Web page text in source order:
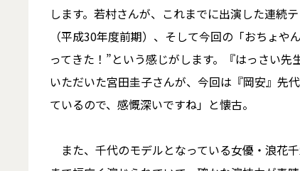
します。若村さんが、これまでに出演した連続
（平成30年度前期）、そして今回の「おちょ
ってきた！”という感じがします。『はっさい
いただいた宮田圭子さんが、今回は『岡安』先
ているので、感慨深いですね」と懐古。
また、千代のモデルとなっている女優・浪花